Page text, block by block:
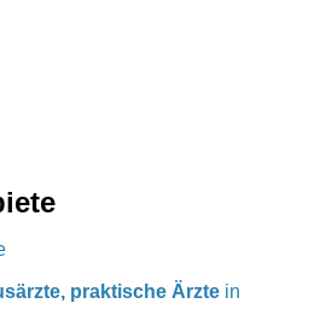
praktische Ärzte in